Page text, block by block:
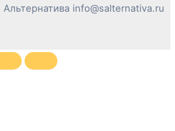
info@salternativa.ru